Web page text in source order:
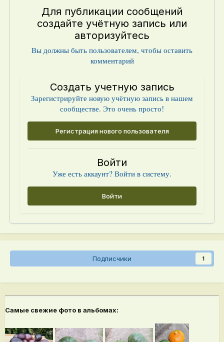
Для публикации сообщений
создайте учётную запись или
авторизуйтесь
Вы должны быть пользователем, чтобы оставить
комментарий
Создать учетную запись
Зарегистрируйте новую учётную запись в нашем
сообществе. Это очень просто!
Регистрация нового пользователя
Войти
Уже есть аккаунт? Войти в систему.
Войти
Подписчики 1
Самые свежие фото в альбомах: